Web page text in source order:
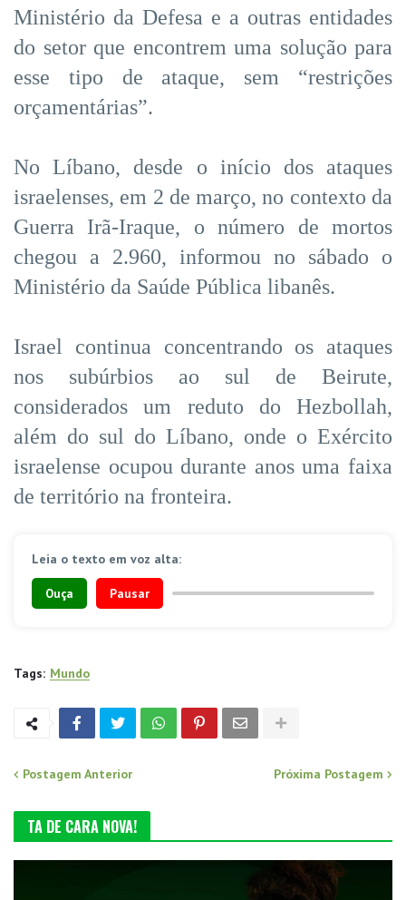
Ministério da Defesa e a outras entidades
do setor que encontrem uma solução para
esse tipo de ataque, sem “restrições
orçamentárias”.
No Líbano, desde o início dos ataques
israelenses, em 2 de março, no contexto da
Guerra Irã-Iraque, o número de mortos
chegou a 2.960, informou no sábado o
Ministério da Saúde Pública libanês.
Israel continua concentrando os ataques
nos subúrbios ao sul de Beirute,
considerados um reduto do Hezbollah,
além do sul do Líbano, onde o Exército
israelense ocupou durante anos uma faixa
de território na fronteira.
Leia o texto em voz alta:
Ouça Pausar
Tags: Mundo
Postagem Anterior Próxima Postagem
TA DE CARA NOVA!